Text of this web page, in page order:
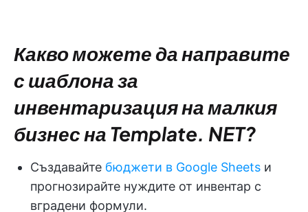
Какво можете да направите
с шаблона за
инвентаризация на малкия
бизнес на Template. NET?
Създавайте бюджети в Google Sheets и
прогнозирайте нуждите от инвентар с
вградени формули.